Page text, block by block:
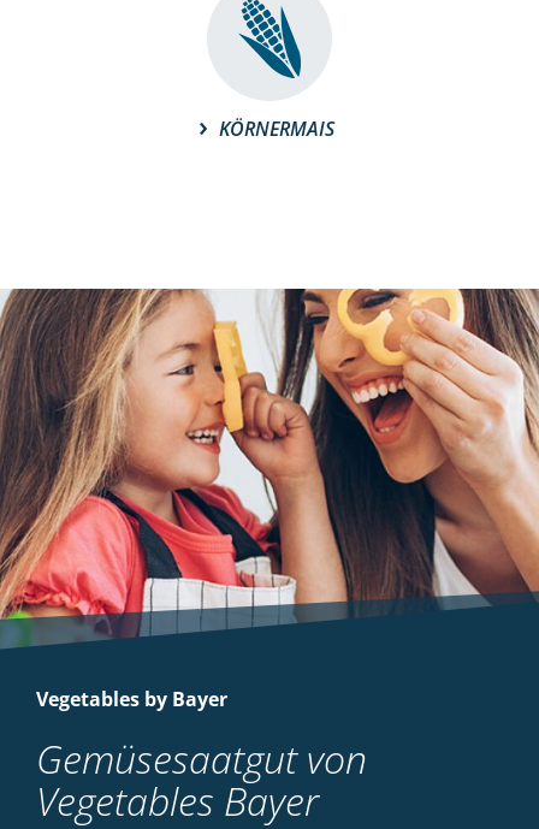
KÖRNERMAIS
Vegetables by Bayer
Gemüsesaatgut von
Vegetables Bayer